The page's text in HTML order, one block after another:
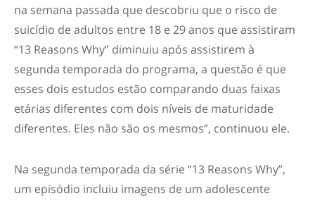
na semana passada que descobriu que o risco de
suicídio de adultos entre 18 e 29 anos que assistiram
“13 Reasons Why” diminuiu após assistirem à
segunda temporada do programa, a questão é que
esses dois estudos estão comparando duas faixas
etárias diferentes com dois níveis de maturidade
diferentes. Eles não são os mesmos”, continuou ele.
Na segunda temporada da série “13 Reasons Why”,
um episódio incluiu imagens de um adolescente